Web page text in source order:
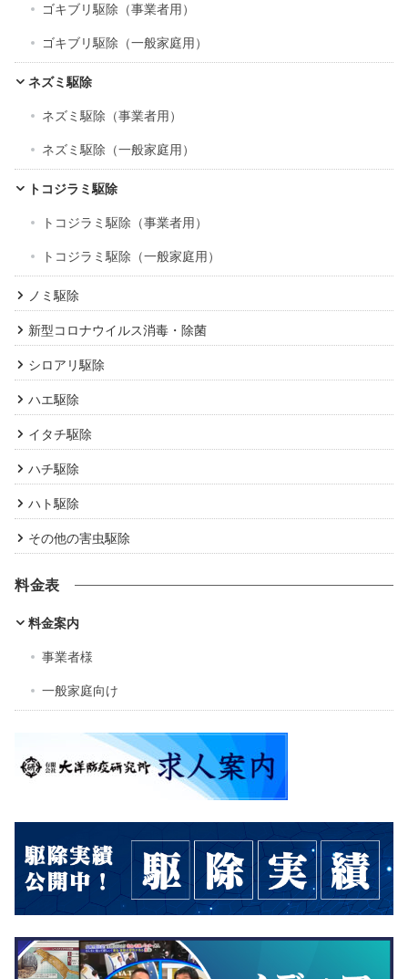
ゴキブリ駆除（事業者用）
ゴキブリ駆除（一般家庭用）
ネズミ駆除
ネズミ駆除（事業者用）
ネズミ駆除（一般家庭用）
トコジラミ駆除
トコジラミ駆除（事業者用）
トコジラミ駆除（一般家庭用）
ノミ駆除
新型コロナウイルス消毒・除菌
シロアリ駆除
ハエ駆除
イタチ駆除
ハチ駆除
ハト駆除
その他の害虫駆除
料金表
料金案内
事業者様
一般家庭向け